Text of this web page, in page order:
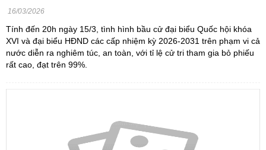
16/03/2026
Tính đến 20h ngày 15/3, tình hình bầu cử đại biểu Quốc hội khóa
XVI và đại biểu HĐND các cấp nhiệm kỳ 2026-2031 trên phạm vi cả
nước diễn ra nghiêm túc, an toàn, với tỉ lệ cử tri tham gia bỏ phiếu
rất cao, đạt trên 99%.